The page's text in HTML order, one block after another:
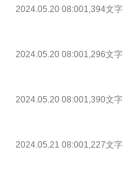
2024.05.20 08:001,394文字
2024.05.20 08:001,296文字
2024.05.20 08:001,390文字
2024.05.21 08:001,227文字